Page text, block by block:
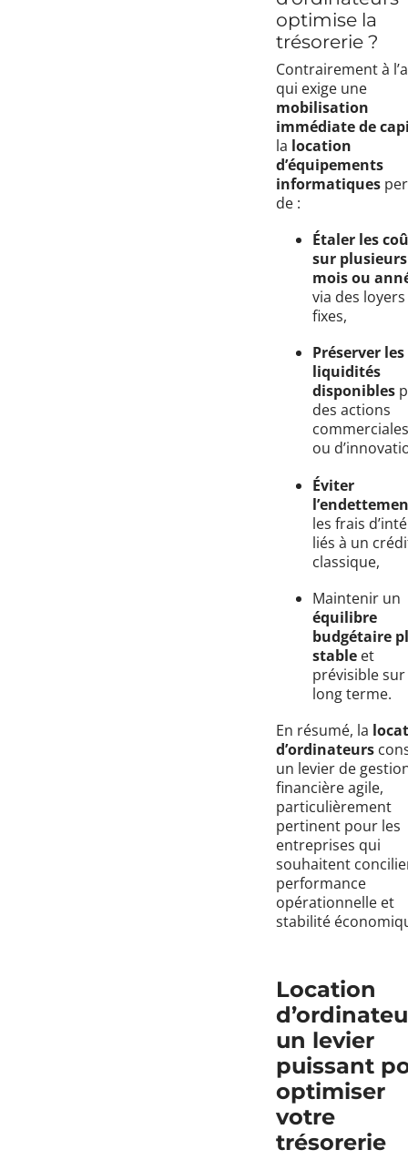
optimise la
trésorerie ?
Contrairement à
qui exige une
mobilisation
immédiate de
la location
d’équipements
informatiques
de :
Étaler les
sur plusieurs
mois ou
via des loyers
fixes,
Préserver les
liquidités
disponibles
des actions
ou
Éviter
les frais
liés à un
classique,
Maintenir un
équilibre
budgétaire
stable et
prévisible sur
long terme.
En résumé, la
d’ordinateurs
un levier de
financière agile,
particulièrement
pertinent pour les
entreprises qui
souhaitent
performance
opérationnelle et
stabilité
Location
un levier
puissant
optimiser
votre
trésorerie